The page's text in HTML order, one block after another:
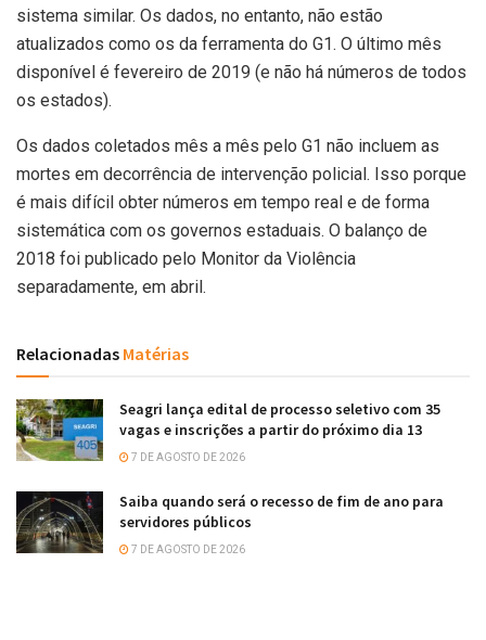
sistema similar. Os dados, no entanto, não estão
atualizados como os da ferramenta do G1. O último mês
disponível é fevereiro de 2019 (e não há números de todos
os estados).
Os dados coletados mês a mês pelo G1 não incluem as
mortes em decorrência de intervenção policial. Isso porque
é mais difícil obter números em tempo real e de forma
sistemática com os governos estaduais. O balanço de
2018 foi publicado pelo Monitor da Violência
separadamente, em abril.
Relacionadas Matérias
Seagri lança edital de processo seletivo com 35
vagas e inscrições a partir do próximo dia 13
7 DE AGOSTO DE 2026
Saiba quando será o recesso de fim de ano para
servidores públicos
7 DE AGOSTO DE 2026